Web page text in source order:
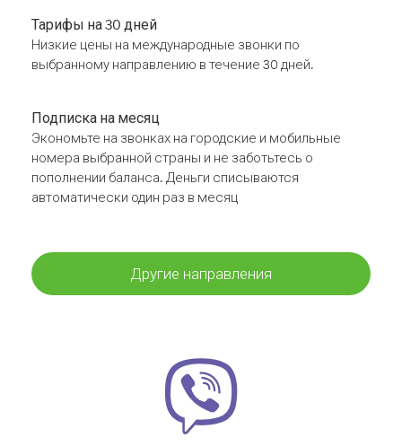
Тарифы на 30 дней
Низкие цены на международные звонки по
выбранному направлению в течение 30 дней.
Подписка на месяц
Экономьте на звонках на городские и мобильные
номера выбранной страны и не заботьтесь о
пополнении баланса. Деньги списываются
автоматически один раз в месяц
Другие направления